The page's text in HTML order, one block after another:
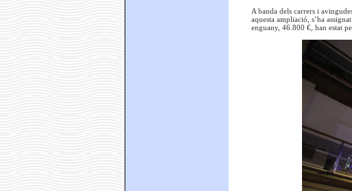
A banda dels carrers i
aquesta ampliació, s’ha
enguany, 46.800 €, han estat